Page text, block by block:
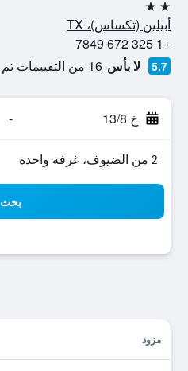
2 نجمتين
أبيلين (تكساس)، TX
+1 325 672 7849
5.7 لا بأس 16 من التقييمات تم التحقق منها
خ 13/8 -
2 من الضيوف، غرفة واحدة
بحث
مزود